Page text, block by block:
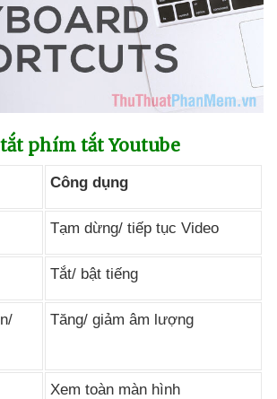
phím tắt Youtube
Công dụng
Tạm dừng/ tiếp tục Video
Tắt/ bật tiếng
Tăng/ giảm âm lượng
Xem toàn màn hình